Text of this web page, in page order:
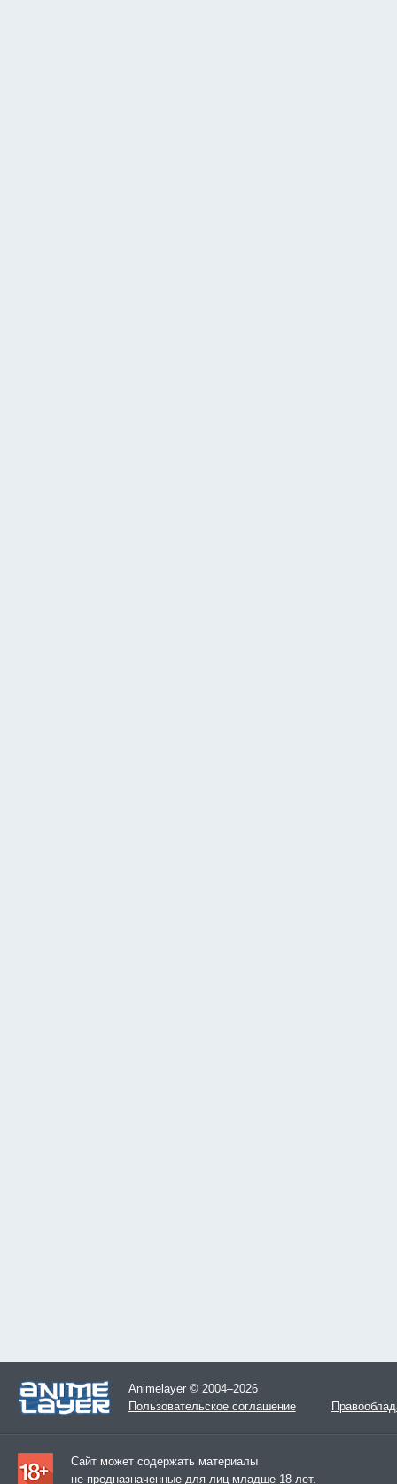
Animelayer © 2004–2026
Пользовательское соглашение
Сайт может содержать материалы
не предназначенные для лиц младше 18 лет.